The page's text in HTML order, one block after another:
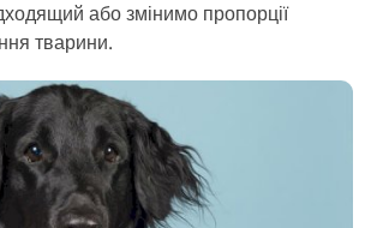
або змінимо пропорції
тварини.